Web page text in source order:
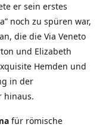
er sein erstes
noch zu spüren war,
die die Via Veneto
und Elizabeth
Hemden und
in der
hinaus.
für römische